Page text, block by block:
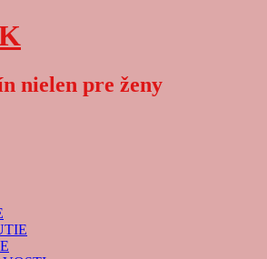
nielen pre ženy